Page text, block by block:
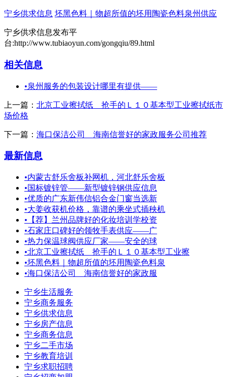
宁乡供求信息 坯黑色料｜物超所值的坯用陶瓷色料泉州供应
宁乡供求信息发布平
台:http://www.tubiaoyun.com/gongqiu/89.html
相关信息
•泉州服务的包装设计哪里有提供——
上一篇： 北京工业擦拭纸＿抢手的Ｌ１０基本型工业擦拭纸市
场价格
下一篇： 海口保洁公司 海南信誉好的家政服务公司推荐
最新信息
•内蒙古舒乐舍板补网机，河北舒乐舍板
•国标镀锌管——新型镀锌钢供应信息
•优质的广东新伟信铝合金门窗当选新
•大姜收获机价格，靠谱的乘坐式插秧机
• 【荐】兰州品牌好的化妆培训学校资
•石家庄口碑好的领牧手表供应——广
•热力保温球阀供应厂家——安全的球
•北京工业擦拭纸＿抢手的Ｌ１０基本型工业擦
•坯黑色料｜物超所值的坯用陶瓷色料泉
•海口保洁公司 海南信誉好的家政服
宁乡生活服务
宁乡商务服务
宁乡供求信息
宁乡房产信息
宁乡商务信息
宁乡二手市场
宁乡教育培训
宁乡求职招聘